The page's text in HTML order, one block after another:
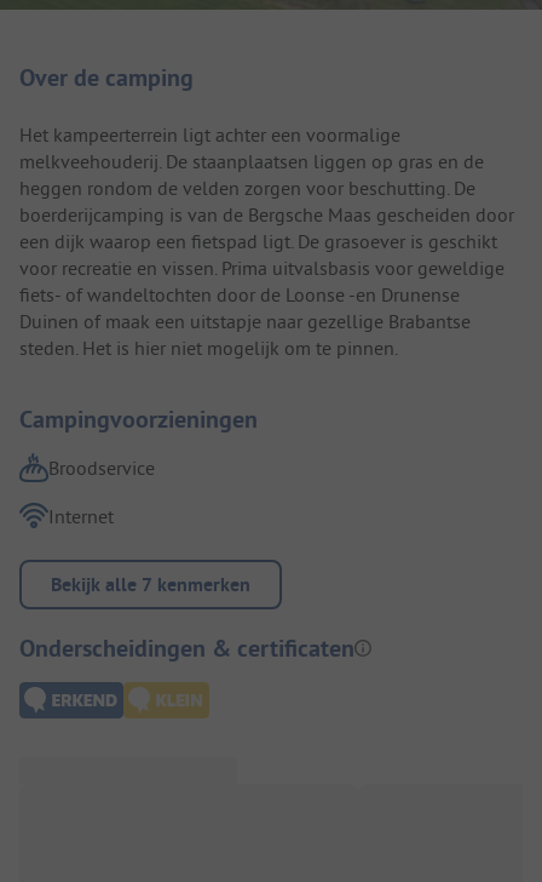
Over de camping
Het kampeerterrein ligt achter een voormalige
melkveehouderij. De staanplaatsen liggen op gras en de
heggen rondom de velden zorgen voor beschutting. De
boerderijcamping is van de Bergsche Maas gescheiden door
een dijk waarop een fietspad ligt. De grasoever is geschikt
voor recreatie en vissen. Prima uitvalsbasis voor geweldige
fiets- of wandeltochten door de Loonse -en Drunense
Duinen of maak een uitstapje naar gezellige Brabantse
steden. Het is hier niet mogelijk om te pinnen.
Campingvoorzieningen
Broodservice
Internet
Bekijk alle 7 kenmerken
Onderscheidingen & certificaten